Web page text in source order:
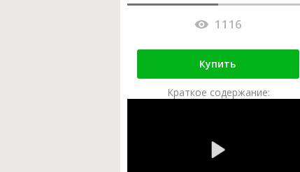
1116
Купить
Краткое содержание: